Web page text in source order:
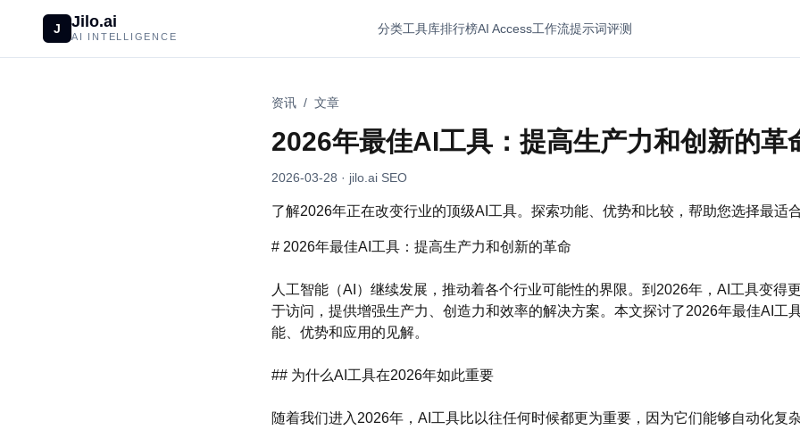
J Jilo.ai
AI INTELLIGENCE
分类工具库排行榜AI Access工作流提示词评测
资讯 / 文章
2026年最佳AI工具：提高生产力和创新的革
2026-03-28 · jilo.ai SEO
了解2026年正在改变行业的顶级AI工具。探索功能、优势和比较，帮助您选择最适
# 2026年最佳AI工具：提高生产力和创新的革命
人工智能（AI）继续发展，推动着各个行业可能性的界限。到2026年，AI工具变得
于访问，提供增强生产力、创造力和效率的解决方案。本文探讨了2026年最佳AI工
能、优势和应用的见解。
## 为什么AI工具在2026年如此重要
随着我们进入2026年，AI工具比以往任何时候都更为重要，因为它们能够自动化复